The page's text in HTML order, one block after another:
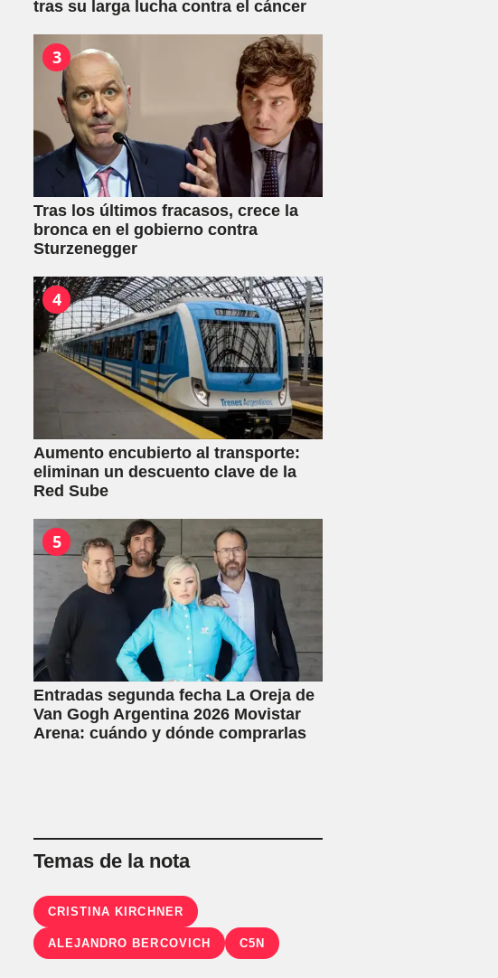
tras su larga lucha contra el cáncer
3
Tras los últimos fracasos, crece la
bronca en el gobierno contra
Sturzenegger
4
Aumento encubierto al transporte:
eliminan un descuento clave de la
Red Sube
5
Entradas segunda fecha La Oreja de
Van Gogh Argentina 2026 Movistar
Arena: cuándo y dónde comprarlas
Temas de la nota
CRISTINA KIRCHNER
ALEJANDRO BERCOVICH C5N